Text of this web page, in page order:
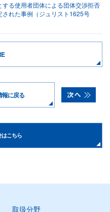
する使用者団体による団体交渉拒否
れた事例（ジュリスト1625号
報に戻る
はこちら
取扱分野